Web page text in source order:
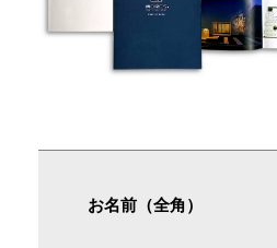
お名前（全角）